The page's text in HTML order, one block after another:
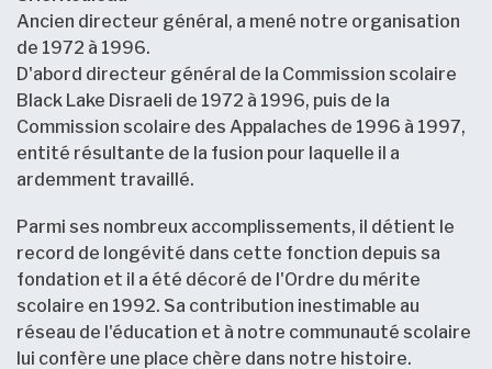
Ancien directeur général, a mené notre organisation
de 1972 à 1996.
D'abord directeur général de la Commission scolaire
Black Lake Disraeli de 1972 à 1996, puis de la
Commission scolaire des Appalaches de 1996 à 1997,
entité résultante de la fusion pour laquelle il a
ardemment travaillé.
Parmi ses nombreux accomplissements, il détient le
record de longévité dans cette fonction depuis sa
fondation et il a été décoré de l'Ordre du mérite
scolaire en 1992. Sa contribution inestimable au
réseau de l'éducation et à notre communauté scolaire
lui confère une place chère dans notre histoire.